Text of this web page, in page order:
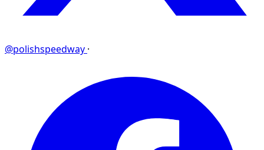
@polishspeedway ·